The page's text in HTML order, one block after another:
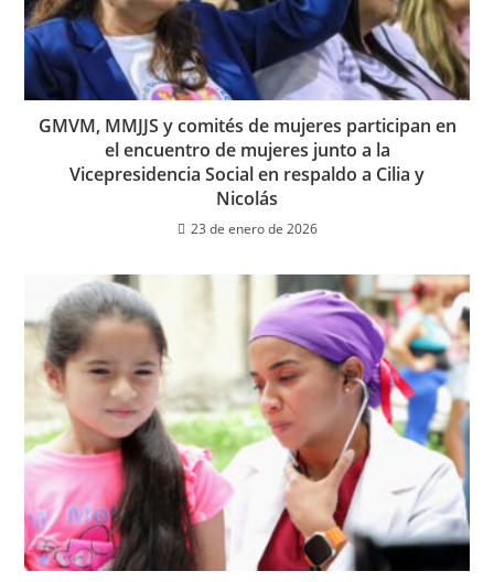
GMVM, MMJJS y comités de mujeres participan en
el encuentro de mujeres junto a la
Vicepresidencia Social en respaldo a Cilia y
Nicolás
23 de enero de 2026